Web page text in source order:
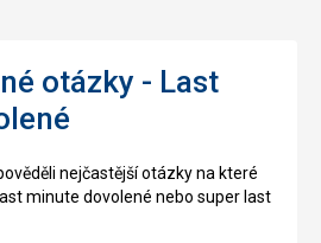
otázky - Last
nejčastější otázky na které
minute dovolené nebo super last